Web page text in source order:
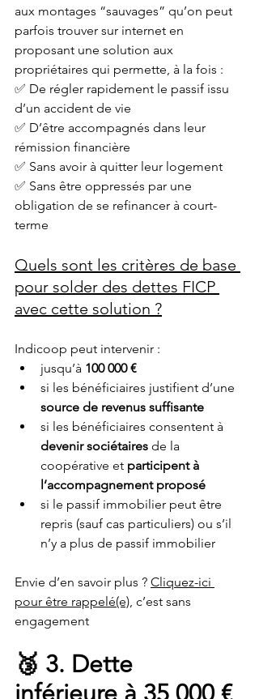
aux montages “sauvages” qu’on peut
parfois trouver sur internet en
proposant une solution aux
propriétaires qui permette, à la fois :
✅ De régler rapidement le passif issu
d’un accident de vie
✅ D’être accompagnés dans leur
rémission financière
✅ Sans avoir à quitter leur logement
✅ Sans être oppressés par une
obligation de se refinancer à court-
terme
Quels sont les critères de base
pour solder des dettes FICP
avec cette solution ?
Indicoop peut intervenir :
jusqu’à 100 000 €
si les bénéficiaires justifient d’une
source de revenus suffisante
si les bénéficiaires consentent à
devenir sociétaires de la
coopérative et participent à
l’accompagnement proposé
si le passif immobilier peut être
repris (sauf cas particuliers) ou s’il
n’y a plus de passif immobilier
Envie d’en savoir plus ? Cliquez-ici
pour être rappelé(e), c’est sans
engagement
🥉 3. Dette